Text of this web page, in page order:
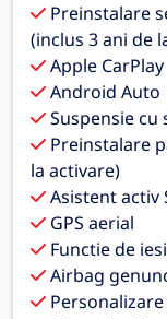
Preinstalare
(inclus 3 ani de
Apple CarPlay
Android Auto
Suspensie
Preinstalare
la activare)
Asistent activ
GPS aerial
Functie de
Airbag